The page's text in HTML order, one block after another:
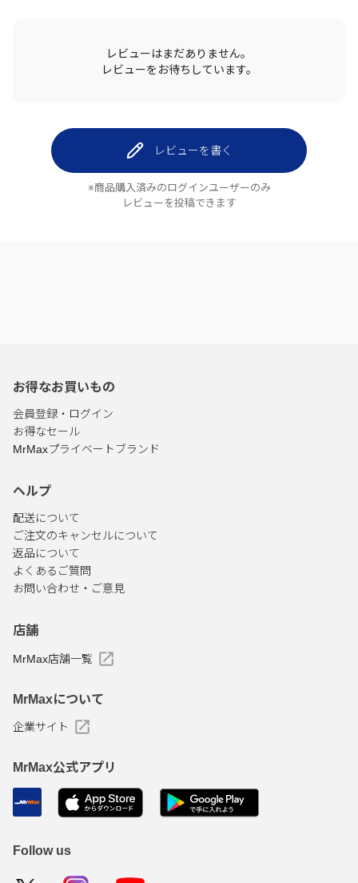
レビューはまだありません。
レビューをお待ちしています。
レビューを書く
※商品購入済みのログインユーザーのみ
レビューを投稿できます
お得なお買いもの
会員登録・ログイン
お得なセール
MrMaxプライベートブランド
ヘルプ
配送について
ご注文のキャンセルについて
返品について
よくあるご質問
お問い合わせ・ご意見
店舗
MrMax店舗一覧
MrMaxについて
企業サイト
MrMax公式アプリ
Follow us